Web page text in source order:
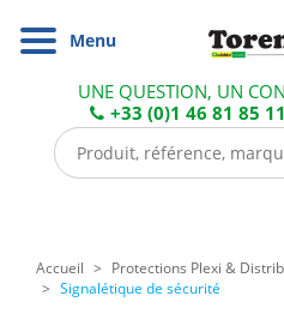
UNE QUESTION, UN
+33 (0)1 46 81 85 11
Navigation
Menu
Accueil
Protections Plexi &
Signalétique de sécurité